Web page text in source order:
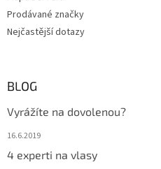
Prodávané značky
Nejčastější dotazy
BLOG
Vyrážíte na dovolenou?
16.6.2019
4 experti na vlasy